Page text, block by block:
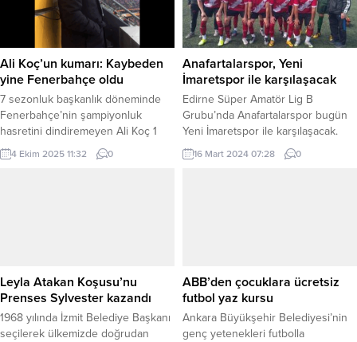
şampiyon oldu. Bir çok sayıda
belediye takımlarının katıldığı ve bin
500 sporcunun katıldığı yarışta,
şampiyon...
Efeoğlu’nu transfer etti. Son olarak
Aliağa Petkimspor’da forma giyen
2004 doğumlu, 2.03 metre
boyundaki oyuncu, kısa forvet (3)
ve uzun...
Ali Koç’un kumarı: Kaybeden
yine Fenerbahçe oldu
7 sezonluk başkanlık döneminde
Fenerbahçe’nin şampiyonluk
hasretini dindiremeyen Ali Koç 1
sezonun daha heba edilmesine
sebep olabilir. Seçim tarihinin
arasında “acaba maaşımızı...
4 Ekim 2025 11:32 0
Anafartalarspor, Yeni
İmaretspor ile karşılaşacak
Edirne Süper Amatör Lig B
Grubu’nda Anafartalarspor bugün
Yeni İmaretspor ile karşılaşacak.
Erdoğan DEMİR / EDİRNE (İGFA) –
Edirne Süper Amatör Lig B
Edirne Mega Gen.-Edirne Çarşıspor
: 3-0...
16 Mart 2024 07:28 0
Leyla Atakan Koşusu’nu
Prenses Sylvester kazandı
1968 yılında İzmit Belediye Başkanı
seçilerek ülkemizde doğrudan
ABB’den çocuklara ücretsiz
futbol yaz kursu
Ankara Büyükşehir Belediyesi’nin
genç yetenekleri futbolla